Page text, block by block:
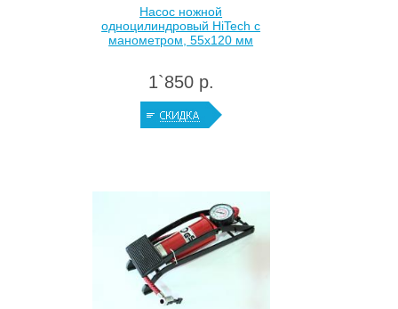
Насос ножной
одноцилиндровый HiTech с
манометром, 55х120 мм
1`850 р.